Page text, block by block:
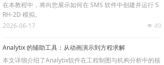
在本教程中，将向您展示如何在 SMS 软件中创建并运行 S
RH-2D 模拟。
넶 49
2026-06-17
Analytix 的辅助工具：从动画演示到方程求解
本文详细介绍了Analytix软件在工程制图与机构分析中的核